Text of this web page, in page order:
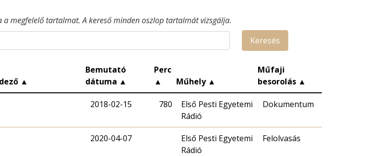
megfelelő tartalmat. A kereső minden oszlop tartalmát vizsgálja.
Keresés
▲
Bemutató
dátuma ▲
Perc
▲
Műhely ▲
Műfaji
besorolás ▲
2018-02-15 780
Első Pesti Egyetemi
Rádió
Dokumentum
2020-04-07
Első Pesti Egyetemi
Rádió
Felolvasás